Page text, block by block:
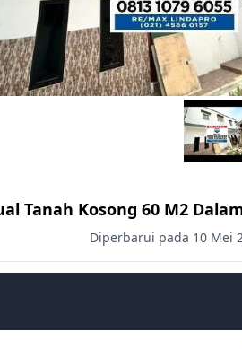
Tanah Kosong 60 M2
Diperbarui pada 10 Mei